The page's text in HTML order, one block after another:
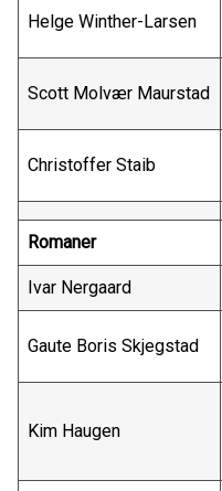
Helge Winther-Larsen
Scott Molvær Maurstad
Christoffer Staib
Romaner
Ivar Nergaard
Gaute Boris Skjegstad
Kim Haugen